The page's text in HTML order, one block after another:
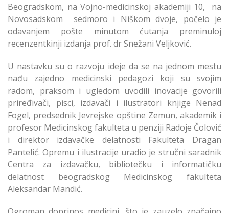
Beogradskom, na Vojno-medicinskoj akademiji 10, na
Novosadskom sedmoro i Niškom dvoje, počelo je
odavanjem pošte minutom ćutanja preminuloj
recenzentkinji izdanja prof. dr Snežani Veljković.
U nastavku su o razvoju ideje da se na jednom mestu
nađu zajedno medicinski pedagozi koji su svojim
radom, praksom i ugledom uvodili inovacije govorili
priređivači, pisci, izdavači i ilustratori knjige Nenad
Fogel, predsednik Jevrejske opštine Zemun, akademik i
profesor Medicinskog fakulteta u penziji Radoje Čolović
i direktor izdavačke delatnosti Fakulteta Dragan
Pantelić. Opremu i ilustracije uradio je stručni saradnik
Centra za izdavačku, bibliotečku i informatičku
delatnost beogradskog Medicinskog fakulteta
Aleksandar Mandić.